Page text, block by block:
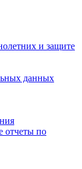
и защите
данных
отчеты по